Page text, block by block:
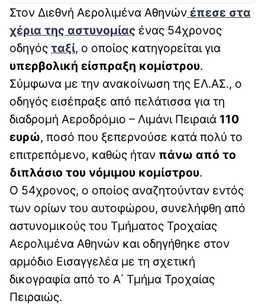
Στον Διεθνή Αερολιμένα Αθηνών έπεσε στα
χέρια της αστυνομίας ένας 54χρονος
οδηγός ταξί, ο οποίος κατηγορείται για
υπερβολική είσπραξη κομίστρου.
Σύμφωνα με την ανακοίνωση της ΕΛ.ΑΣ., ο
οδηγός εισέπραξε από πελάτισσα για τη
διαδρομή Αεροδρόμιο – Λιμάνι Πειραιά 110
ευρώ, ποσό που ξεπερνούσε κατά πολύ το
επιτρεπόμενο, καθώς ήταν πάνω από το
διπλάσιο του νόμιμου κομίστρου.
Ο 54χρονος, ο οποίος αναζητούνταν εντός
των ορίων του αυτοφώρου, συνελήφθη από
αστυνομικούς του Τμήματος Τροχαίας
Αερολιμένα Αθηνών και οδηγήθηκε στον
αρμόδιο Εισαγγελέα με τη σχετική
δικογραφία από το Α΄ Τμήμα Τροχαίας
Πειραιώς.